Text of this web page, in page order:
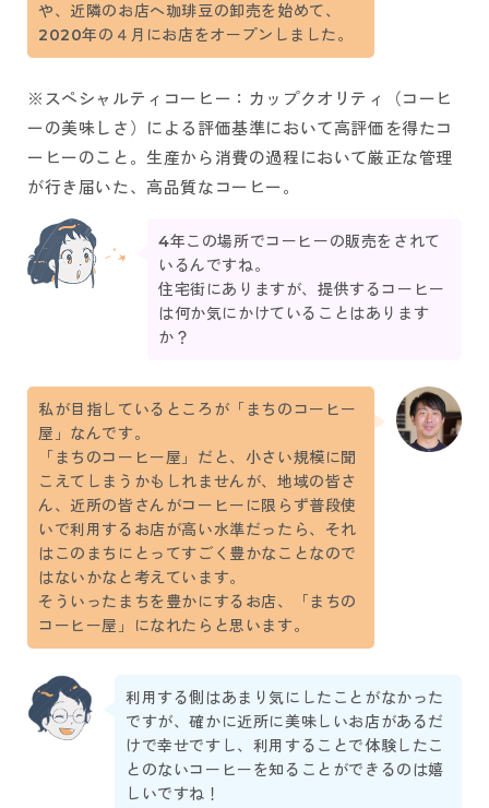
や、近隣のお店へ珈琲豆の卸売を始めて、
2020年の４月にお店をオープンしました。
※スペシャルティコーヒー：カップクオリティ（コーヒ
ーの美味しさ）による評価基準において高評価を得たコ
ーヒーのこと。生産から消費の過程において厳正な管理
が行き届いた、高品質なコーヒー。
4年この場所でコーヒーの販売をされて
いるんですね。
住宅街にありますが、提供するコーヒー
は何か気にかけていることはあります
か？
私が目指しているところが「まちのコーヒー
屋」なんです。
「まちのコーヒー屋」だと、小さい規模に聞
こえてしまうかもしれませんが、地域の皆さ
ん、近所の皆さんがコーヒーに限らず普段使
いで利用するお店が高い水準だったら、それ
はこのまちにとってすごく豊かなことなので
はないかなと考えています。
そういったまちを豊かにするお店、「まちの
コーヒー屋」になれたらと思います。
利用する側はあまり気にしたことがなかった
ですが、確かに近所に美味しいお店があるだ
けで幸せですし、利用することで体験したこ
とのないコーヒーを知ることができるのは嬉
しいですね！